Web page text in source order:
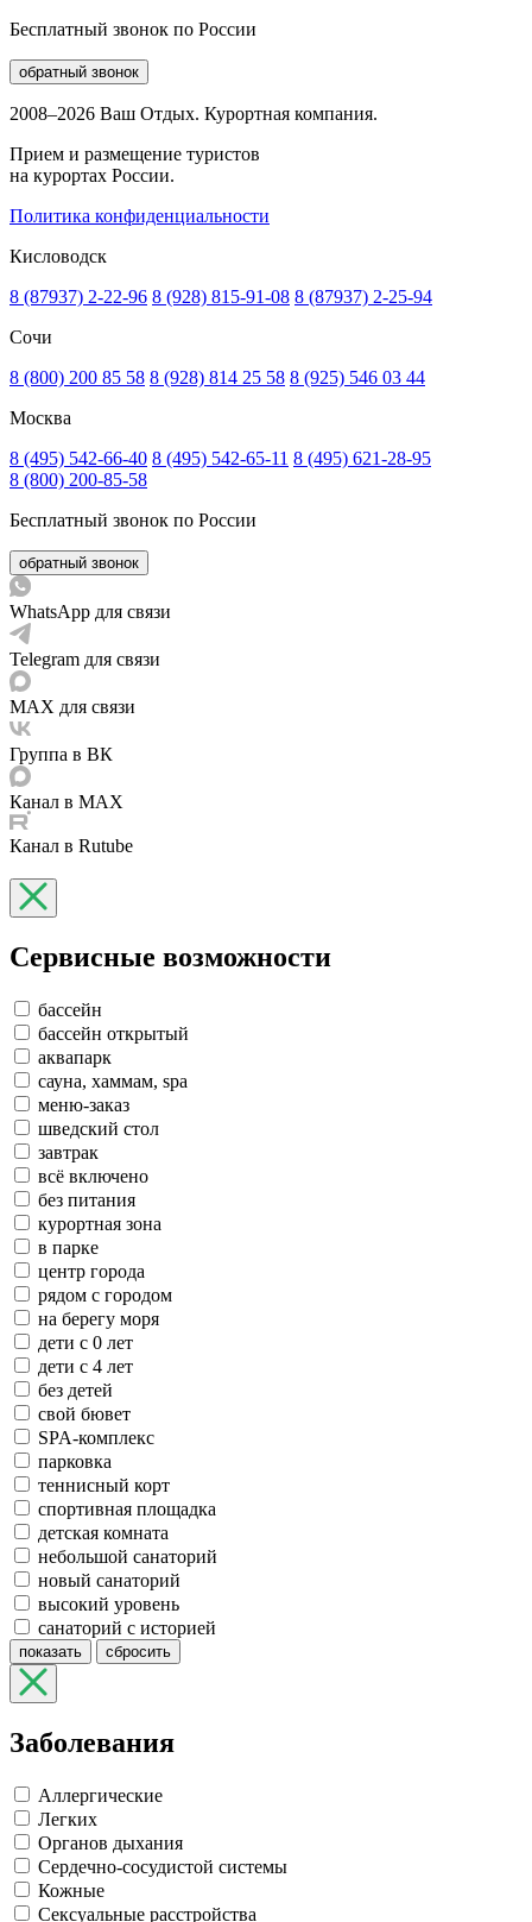
Бесплатный звонок по России
обратный звонок
2008–2026 Ваш Отдых. Курортная компания.
Прием и размещение туристов
на курортах России.
Политика конфиденциальности
Кисловодск
8 (87937) 2-22-96 8 (928) 815-91-08 8 (87937) 2-25-94
Сочи
8 (800) 200 85 58 8 (928) 814 25 58 8 (925) 546 03 44
Москва
8 (495) 542-66-40 8 (495) 542-65-11 8 (495) 621-28-95
8 (800) 200-85-58
Бесплатный звонок по России
обратный звонок
WhatsApp для связи
Telegram для связи
MAX для связи
Группа в ВК
Канал в MAX
Канал в Rutube
Сервисные возможности
бассейн
бассейн открытый
аквапарк
сауна, хаммам, spa
меню-заказ
шведский стол
завтрак
всё включено
без питания
курортная зона
в парке
центр города
рядом с городом
на берегу моря
дети с 0 лет
дети с 4 лет
без детей
свой бювет
SPA-комплекс
парковка
теннисный корт
спортивная площадка
детская комната
небольшой санаторий
новый санаторий
высокий уровень
санаторий с историей
показать сбросить
Заболевания
Аллергические
Легких
Органов дыхания
Сердечно-сосудистой системы
Кожные
Сексуальные расстройства